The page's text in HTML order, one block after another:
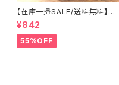
【在庫一掃SALE/送料無料】洗
える保温保冷ペットボトルカバー
＆水筒ホルダー【白くまコーヒ
ー】子供用★PS.4445｜通園用
のかわいいトートバッグや子供ス
¥842
55%OFF